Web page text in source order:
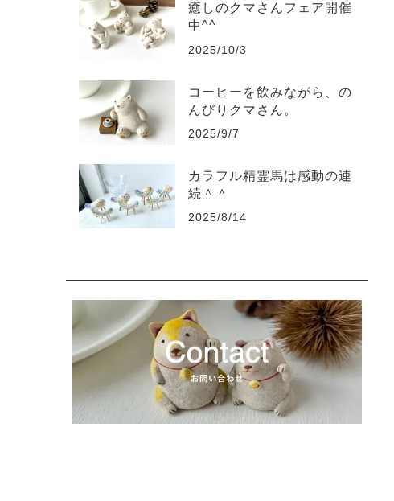
癒しのクマさんフェア開催
中^^
2025/10/3
コーヒーを飲みながら、の
んびりクマさん。
2025/9/7
カラフル精霊馬は感動の連
続＾＾
2025/8/14